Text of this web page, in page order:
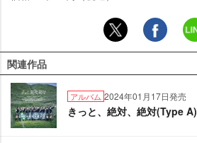
関連作品
アルバム 2024年01月17日発売
きっと、絶対、絶対(Type A)